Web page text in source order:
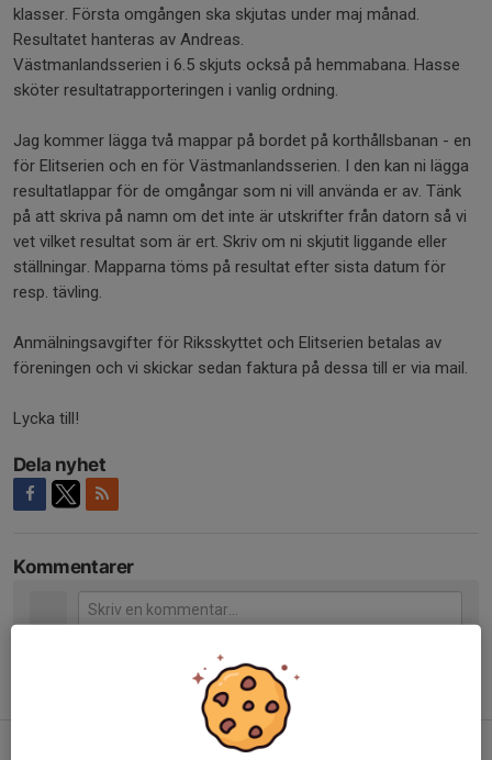
klasser. Första omgången ska skjutas under maj månad.
Resultatet hanteras av Andreas.
Västmanlandsserien i 6.5 skjuts också på hemmabana. Hasse
sköter resultatrapporteringen i vanlig ordning.
Jag kommer lägga två mappar på bordet på korthållsbanan - en
för Elitserien och en för Västmanlandsserien. I den kan ni lägga
resultatlappar för de omgångar som ni vill använda er av. Tänk
på att skriva på namn om det inte är utskrifter från datorn så vi
vet vilket resultat som är ert. Skriv om ni skjutit liggande eller
ställningar. Mapparna töms på resultat efter sista datum för
resp. tävling.
Anmälningsavgifter för Riksskyttet och Elitserien betalas av
föreningen och vi skickar sedan faktura på dessa till er via mail.
Lycka till!
Dela nyhet
Kommentarer
Hans och Arne SM mästare i Veteranskytte